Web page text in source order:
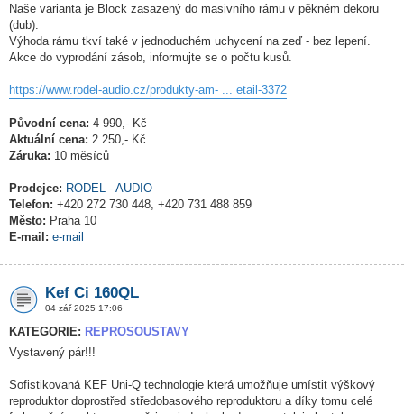
Naše varianta je Block zasazený do masivního rámu v pěkném dekoru
(dub).
Výhoda rámu tkví také v jednoduchém uchycení na zeď - bez lepení.
Akce do vyprodání zásob, informujte se o počtu kusů.
https://www.rodel-audio.cz/produkty-am- ... etail-3372
Původní cena: 4 990,- Kč
Aktuální cena: 2 250,- Kč
Záruka: 10 měsíců
Prodejce: RODEL - AUDIO
Telefon: +420 272 730 448, +420 731 488 859
Město: Praha 10
E-mail: e-mail
Kef Ci 160QL
04 zář 2025 17:06
KATEGORIE: REPROSOUSTAVY
Vystavený pár!!!
Sofistikovaná KEF Uni-Q technologie která umožňuje umístit výškový
reproduktor doprostřed středobasového reproduktoru a díky tomu celé